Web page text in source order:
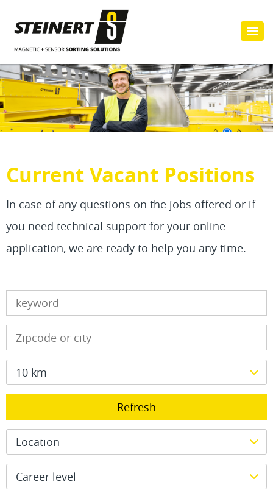
Current Vacant Positions
In case of any questions on the jobs offered or if
you need technical support for your online
application, we are ready to help you any time.
10 km
Refresh
Location
Career level